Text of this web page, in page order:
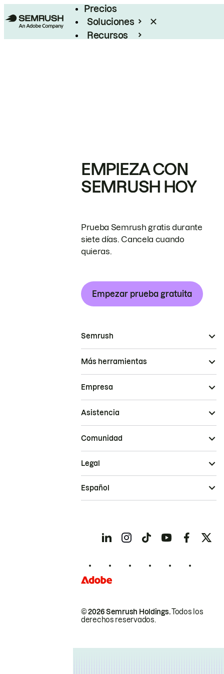
Precios
Soluciones
Recursos
EMPIEZA CON
SEMRUSH HOY
Prueba Semrush gratis durante
siete días. Cancela cuando
quieras.
Empezar prueba gratuita
Semrush
Más herramientas
Empresa
Asistencia
Comunidad
© 2026 Semrush Holdings.Todos los
derechos reservados.
Legal
Español